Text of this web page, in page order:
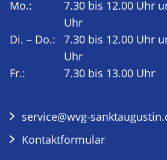
Mo.:
7.30 bis 12.00 Uhr
Uhr
Di. – Do.:
7.30 bis 12.00 Uhr
Uhr
Fr.:
7.30 bis 13.00 Uhr
service@wvg-
Kontaktformular